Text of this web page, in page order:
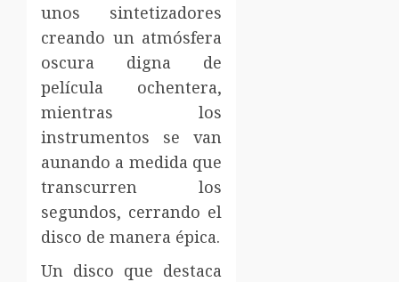
unos sintetizadores
creando un atmósfera
oscura digna de
película ochentera,
mientras los
instrumentos se van
aunando a medida que
transcurren los
segundos, cerrando el
disco de manera épica.
Un disco que destaca